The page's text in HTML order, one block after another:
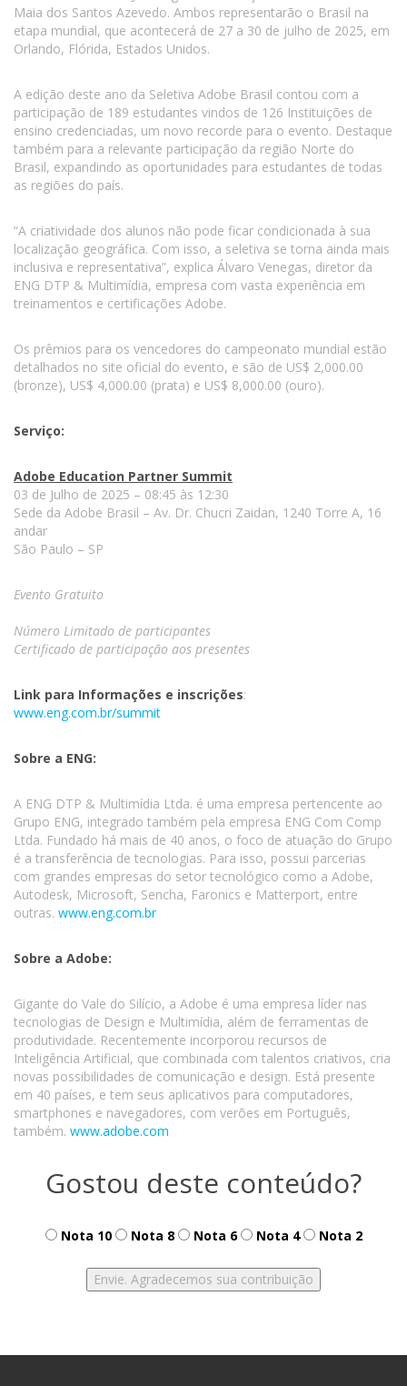
Maia dos Santos Azevedo. Ambos representarão o Brasil na
etapa mundial, que acontecerá de 27 a 30 de julho de 2025, em
Orlando, Flórida, Estados Unidos.
A edição deste ano da Seletiva Adobe Brasil contou com a
participação de 189 estudantes vindos de 126 Instituições de
ensino credenciadas, um novo recorde para o evento. Destaque
também para a relevante participação da região Norte do
Brasil, expandindo as oportunidades para estudantes de todas
as regiões do país.
“A criatividade dos alunos não pode ficar condicionada à sua
localização geográfica. Com isso, a seletiva se torna ainda mais
inclusiva e representativa”, explica Álvaro Venegas, diretor da
ENG DTP & Multimídia, empresa com vasta experiência em
treinamentos e certificações Adobe.
Os prêmios para os vencedores do campeonato mundial estão
detalhados no site oficial do evento, e são de US$ 2,000.00
(bronze), US$ 4,000.00 (prata) e US$ 8,000.00 (ouro).
Serviço:
Adobe Education Partner Summit
03 de Julho de 2025 – 08:45 às 12:30
Sede da Adobe Brasil – Av. Dr. Chucri Zaidan, 1240 Torre A, 16
andar
São Paulo – SP
Evento Gratuito
Número Limitado de participantes
Certificado de participação aos presentes
Link para Informações e inscrições:
www.eng.com.br/summit
Sobre a ENG:
A ENG DTP & Multimídia Ltda. é uma empresa pertencente ao
Grupo ENG, integrado também pela empresa ENG Com Comp
Ltda. Fundado há mais de 40 anos, o foco de atuação do Grupo
é a transferência de tecnologias. Para isso, possui parcerias
com grandes empresas do setor tecnológico como a Adobe,
Autodesk, Microsoft, Sencha, Faronics e Matterport, entre
outras. www.eng.com.br
Sobre a Adobe:
Gigante do Vale do Silício, a Adobe é uma empresa líder nas
tecnologias de Design e Multimídia, além de ferramentas de
produtividade. Recentemente incorporou recursos de
Inteligência Artificial, que combinada com talentos criativos, cria
novas possibilidades de comunicação e design. Está presente
em 40 países, e tem seus aplicativos para computadores,
smartphones e navegadores, com verões em Português,
também. www.adobe.com
Gostou deste conteúdo?
Nota 10 Nota 8 Nota 6 Nota 4 Nota 2